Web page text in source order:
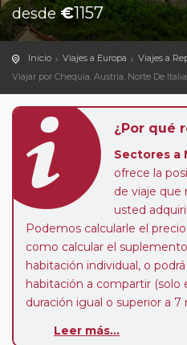
desde€1157
Inicio Viajes a Europa
Viajes a
Viajar por Chequia, Austria, Norte De
¿Por qué
Sectores a
ofrece la
de viaje que
usted
Podemos calcularle el
como calcular el
habitación individual, o
habitación a compartir (solo
duración igual o superior a 7
de que usted pueda
Leer más...